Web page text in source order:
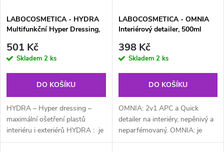
p
r
o
d
u
s
p
r
d
u
LABOCOSMETICA - HYDRA
Multifunkční Hyper Dressing,
501 Kč
Skladem 2 ks
DO KOŠÍKU
HYDRA – Hyper dressing –
maximální ošetření plastů
interiéru i exteriérů HYDRA : je
víceúčelový Hyper dressing pro
LABOCOSMETICA - OMNIA
Interiérový detailer, 500ml
398 Kč
Skladem 2 ks
DO KOŠÍKU
OMNIA: 2v1 APC a Quick
detailer na interiéry, nepěnivý a
neparfémovaný. OMNIA: je
nová generace čisticího